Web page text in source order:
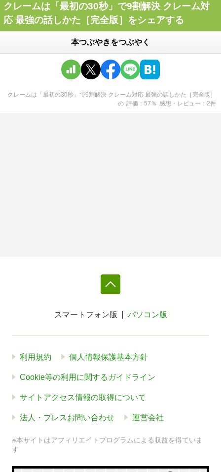
クレームは「最初の30秒」で9割解決 クレーム対
応 最強の話しかた［完全版］をシェアする
本つぶやきをつぶやく
クレームは「最初の30秒」で9割解決 クレーム対応 最強の話しかた［完全版］
の 評価 57 ％ 感想・レビュー 2件
スマートフォン版 パソコン版
利用規約 個人情報保護基本方針
Cookie等の利用に関するガイドライン
サイトアクセス情報の取得について
法人・プレスお問い合わせ 運営会社
※本サイトはアフィリエイトプログラムによる収益を得ていま
す